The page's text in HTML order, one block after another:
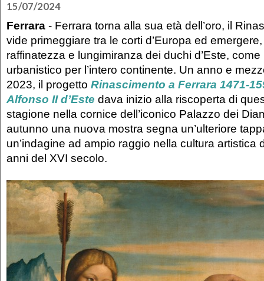
15/07/2024
Ferrara - Ferrara torna alla sua età dell’oro, il
vide primeggiare tra le corti d’Europa ed
raffinatezza e lungimiranza dei duchi d’Este,
urbanistico per l’intero continente. Un anno e
2023, il progetto Rinascimento a Ferrara 1471-
Alfonso II d’Este dava inizio alla riscoperta di
stagione nella cornice dell’iconico Palazzo dei
autunno una nuova mostra segna un’ulteriore
un’indagine ad ampio raggio nella cultura artistica
anni del XVI secolo.